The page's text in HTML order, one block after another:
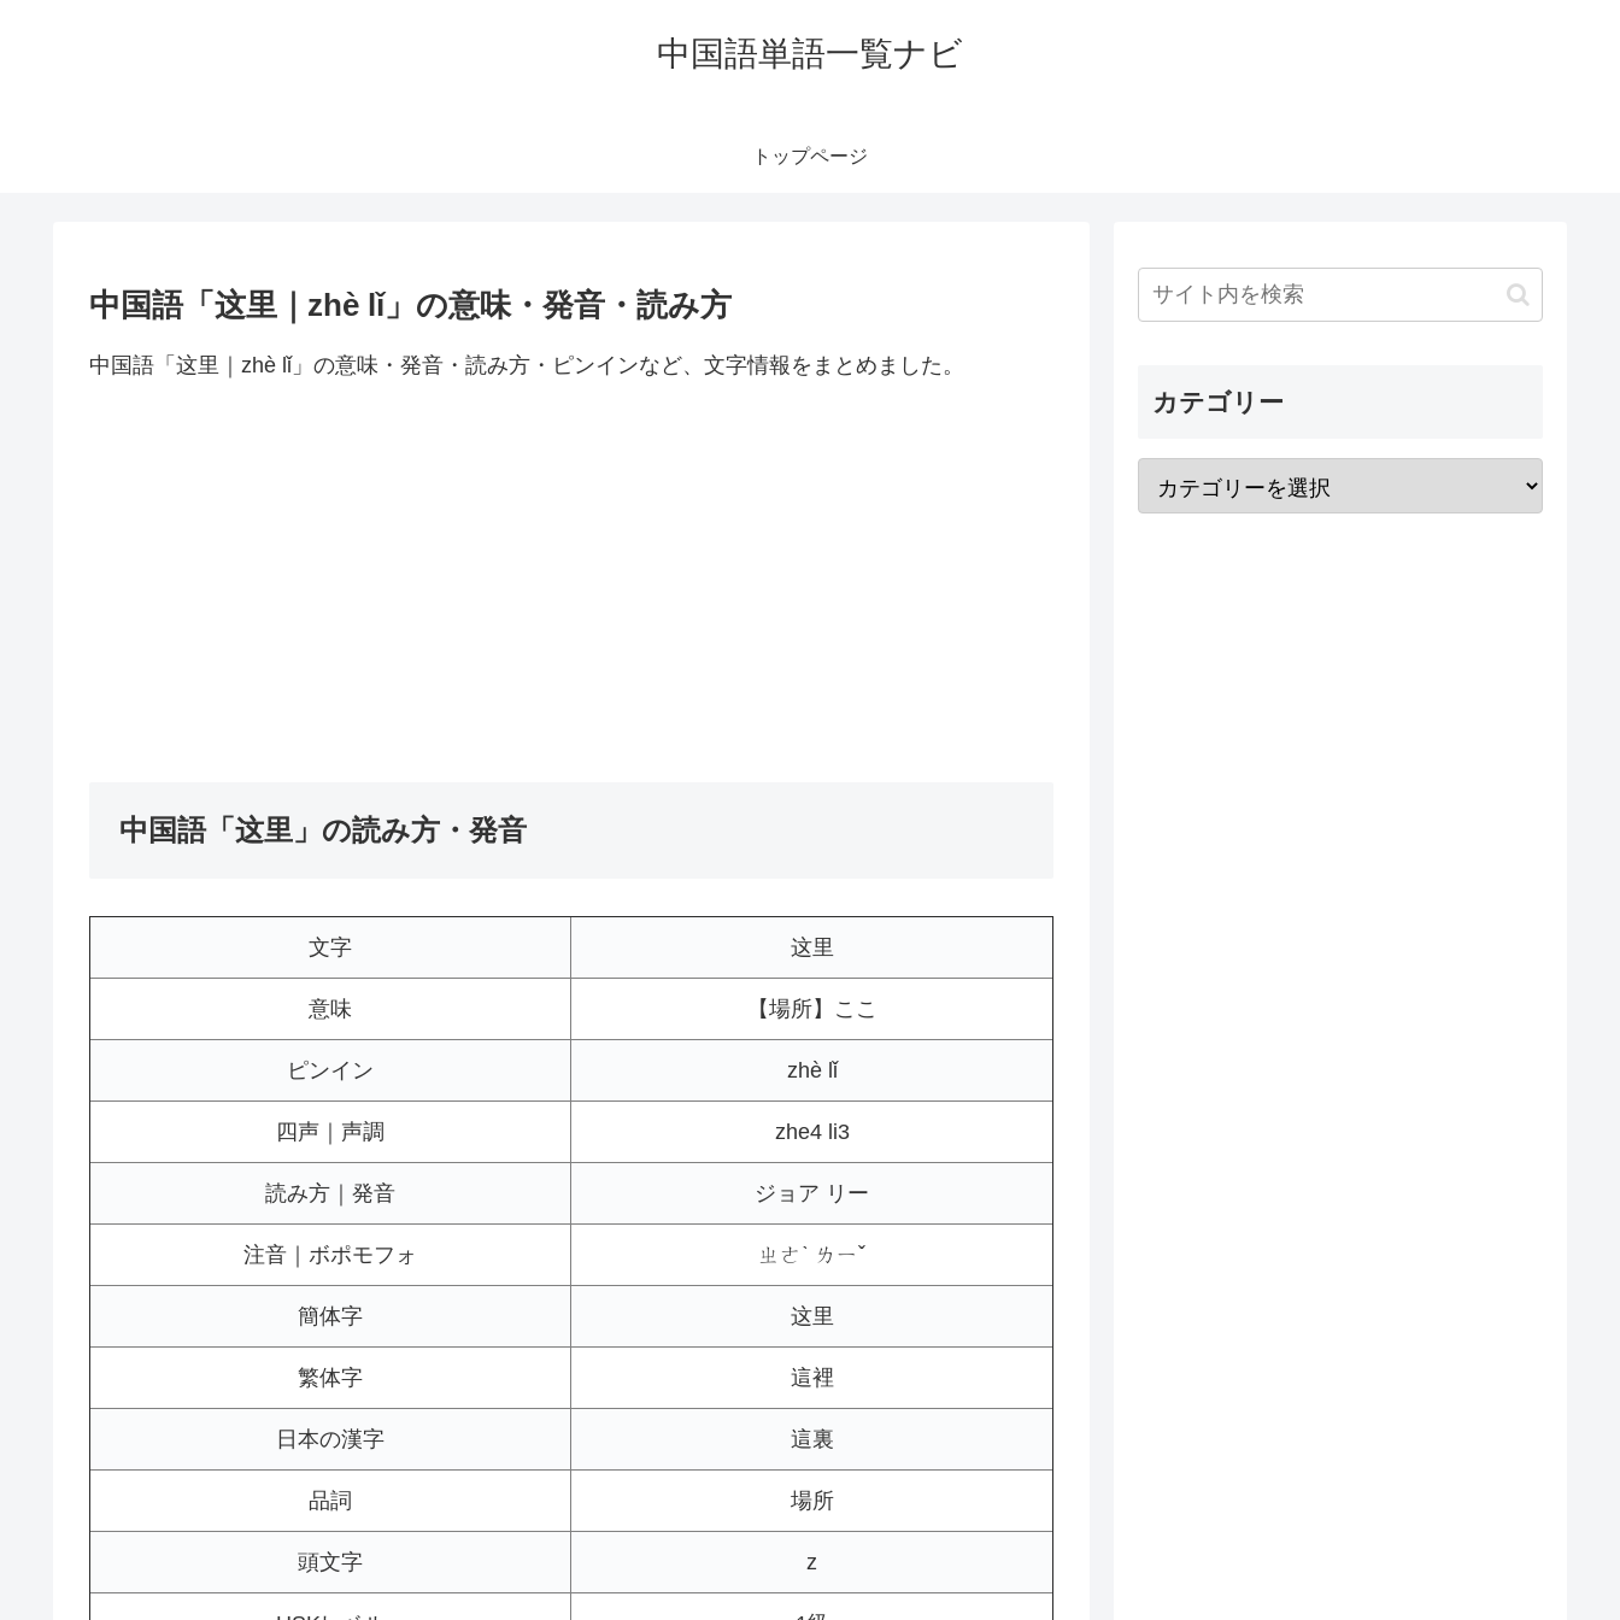
中国語単語一覧ナビ
トップページ
中国語「这里｜zhè lǐ」の意味・発音・読み方
中国語「这里｜zhè lǐ」の意味・発音・読み方・ピンインなど、文字情報をまとめました。
中国語「这里」の読み方・発音
文字 这里
意味 【場所】ここ
ピンイン zhè lǐ
四声｜声調 zhe4 li3
読み方｜発音 ジョア リー
注音｜ボポモフォ ㄓㄜˋ ㄌㄧˇ
簡体字 这里
繁体字 這裡
日本の漢字 這裏
品詞 場所
頭文字 z
カテゴリー